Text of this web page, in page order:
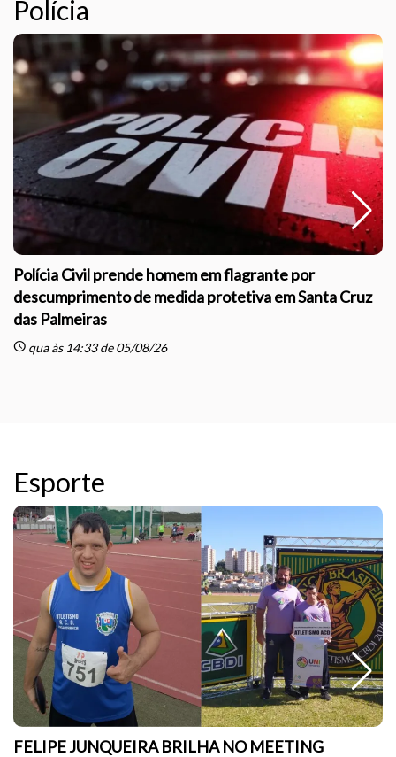
Polícia
Polícia Civil prende homem em flagrante por
descumprimento de medida protetiva em Santa Cruz
das Palmeiras
schedule qua às 14:33 de 05/08/26
Esporte
FELIPE JUNQUEIRA BRILHA NO MEETING